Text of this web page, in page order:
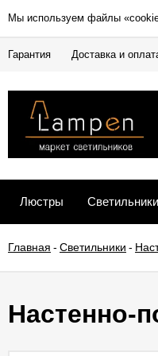
Мы используем файлы
Гарантия Доставка и
Люстры Светильники
Главная - Светильники -
Настенно-